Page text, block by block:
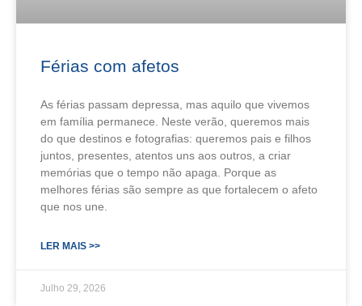
Férias com afetos
As férias passam depressa, mas aquilo que vivemos
em família permanece. Neste verão, queremos mais
do que destinos e fotografias: queremos pais e filhos
juntos, presentes, atentos uns aos outros, a criar
memórias que o tempo não apaga. Porque as
melhores férias são sempre as que fortalecem o afeto
que nos une.
LER MAIS >>
Julho 29, 2026